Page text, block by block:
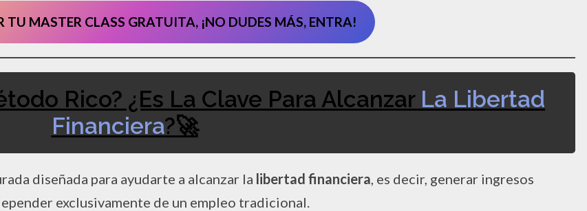
TU MASTER CLASS GRATUITA, ¡NO DUDES MÁS, ENTRA!
Rico? ¿Es La Clave Para Alcanzar La Libertad
Financiera?🚀
diseñada para ayudarte a alcanzar la libertad financiera , es decir, generar ingresos
exclusivamente de un empleo tradicional.